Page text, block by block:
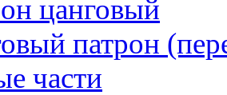
цанговый
патрон
части